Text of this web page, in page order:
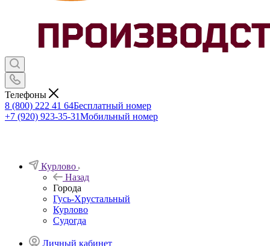
Телефоны
8 (800) 222 41 64Бесплатный номер
+7 (920) 923-35-31Мобильный номер
Курлово
Назад
Города
Гусь-Хрустальный
Курлово
Судогда
Личный кабинет